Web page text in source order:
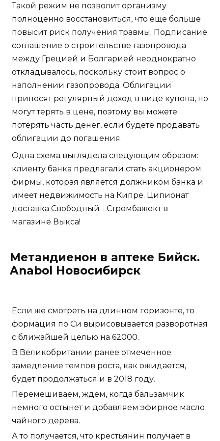
Такой режим не позволит организму
полноценно восстановиться, что ещё больше
повысит риск получения травмы. Подписание
соглашение о строительстве газопровода
между Грецией и Болгарией неоднократно
откладывалось, поскольку стоит вопрос о
наполнении газопровода. Облигации
приносят регулярный доход в виде купона, но
могут терять в цене, поэтому вы можете
потерять часть денег, если будете продавать
облигации до погашения.
Одна схема выглядела следующим образом:
клиенту банка предлагали стать акционером
фирмы, которая является должником банка и
имеет недвижимость на Кипре. Ципионат
доставка Свободный - Стромбажект в
магазине Выкса!
Метандиенон в аптеке Бийск.
Anabol Новосибирск
Если же смотреть на длинном горизонте, то
формация по Си вырисовывается разворотная
с ближайшей целью на 62000.
В Великобритании ранее отмеченное
замедление темпов роста, как ожидается,
будет продолжаться и в 2018 году.
Перемешиваем, ждем, когда бальзамчик
немного остынет и добавляем эфирное масло
чайного дерева.
А то получается, что крестьянин получает в